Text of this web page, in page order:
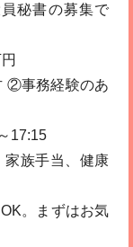
秘書の募集で
②事務経験のあ
17:15
族手当、健康
。まずはお気